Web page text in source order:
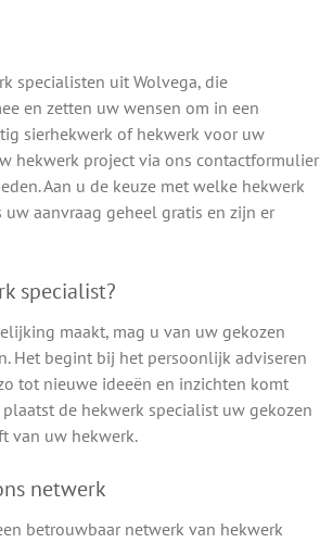
specialisten uit Wolvega, die
en zetten uw wensen om in een
sierhekwerk of hekwerk voor uw
hekwerk project via ons contactformulier
Aan u de keuze met welke hekwerk
aanvraag geheel gratis en zijn er
specialist?
maakt, mag u van uw gekozen
Het begint bij het persoonlijk adviseren
tot nieuwe ideeën en inzichten komt
de hekwerk specialist uw gekozen
van uw hekwerk.
netwerk
betrouwbaar netwerk van hekwerk